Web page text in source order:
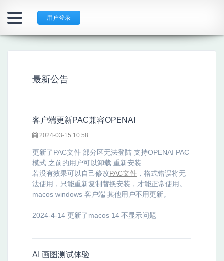
用户登录
最新公告
客户端更新PAC兼容OPENAI
2024-03-15 10:58
更新了PAC文件 部分区无法登陆 支持OPENAI PAC
模式 之前的用户可以卸载 重新安装
若没有效果可以自己修改PAC文件 ，格式错误将无
法使用，只能重新复制替换安装，才能正常使用。
macos windows 客户端 其他用户不用更新。
2024-4-14 更新了macos 14 不显示问题
AI 画图测试体验